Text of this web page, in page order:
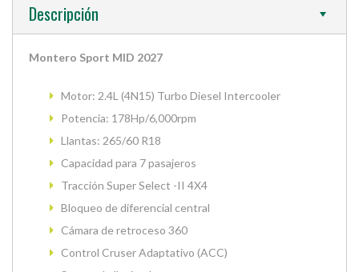
Descripción
Montero Sport MID 2027
Motor: 2.4L (4N15) Turbo Diesel Intercooler
Potencia: 178Hp/6,000rpm
Llantas: 265/60 R18
Capacidad para 7 pasajeros
Tracción Super Select -II 4X4
Bloqueo de diferencial central
Cámara de retroceso 360
Control Cruser Adaptativo (ACC)